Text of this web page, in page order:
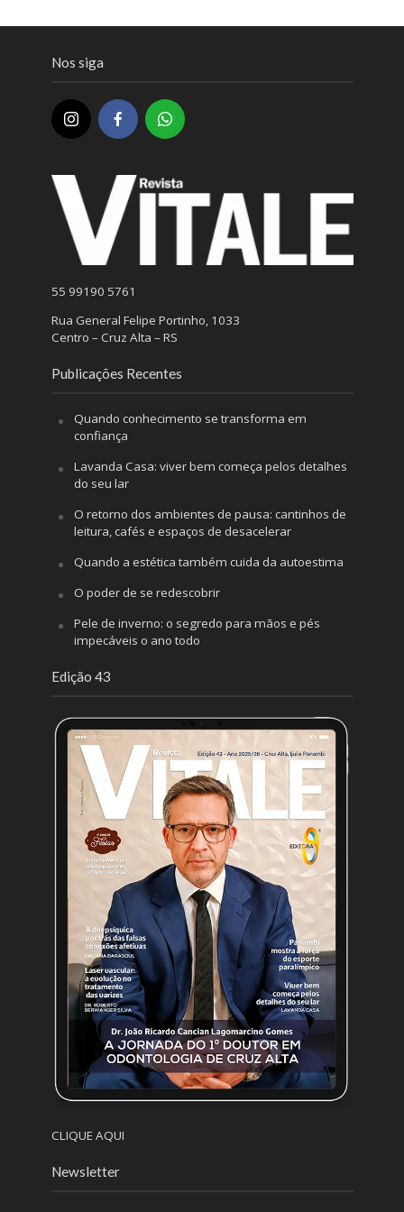
Nos siga
55 99190 5761
Rua General Felipe Portinho, 1033
Centro – Cruz Alta – RS
Publicações Recentes
Quando conhecimento se transforma em
confiança
Lavanda Casa: viver bem começa pelos detalhes
do seu lar
O retorno dos ambientes de pausa: cantinhos de
leitura, cafés e espaços de desacelerar
Quando a estética também cuida da autoestima
O poder de se redescobrir
Pele de inverno: o segredo para mãos e pés
impecáveis o ano todo
Edição 43
CLIQUE AQUI
Newsletter